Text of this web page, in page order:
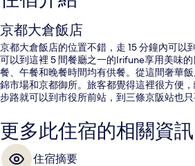
京都大倉飯店
京都大倉飯店的位置不錯，走 15 分鐘內可以
可以到這裡 5 間餐廳之一的Irifune享用美味
餐、午餐和晚餐時間均有供餐。從這間奢華
錦市場和京都御所。旅客都覺得這裡很方便
步路就可以到市役所前站，到三條京阪站也只
更多此住宿的相關資訊
住宿摘要